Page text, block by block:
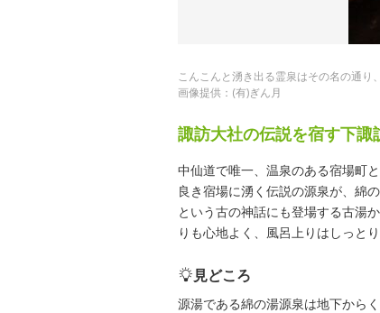
こんこんと湧き出る霊泉はその名の通り
画像提供：(有)ぎん月
諏訪大社の伝説を宿す下
中仙道で唯一、温泉のある宿場町
良き宿場に湧く伝説の源泉が、綿
という古の神話にも登場する古湯
りも心地よく、風呂上りはしっと
見どころ
源湯である綿の湯源泉は地下から